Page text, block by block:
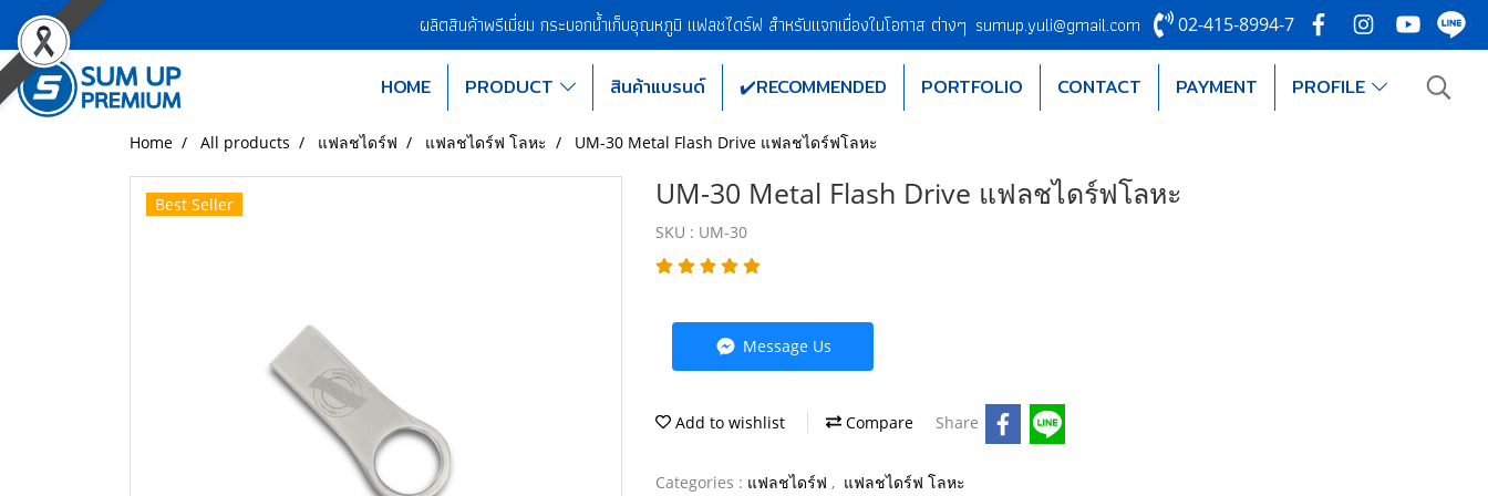
ผลิตสินค้าพรีเมี่ยม กระบอกน้ำเก็บอุณหภูมิ แฟลชไดร์ฟ สำหรับแจกเนื่องในโอกาส ต่างๆ sumup.yuli@gmail.com 02-415-8994-7
HOME PRODUCT สินค้าแบรนด์ ✔️RECOMMENDED PORTFOLIO CONTACT PAYMENT PROFILE
Home All products แฟลชไดร์ฟ แฟลชไดร์ฟ โลหะ UM-30 Metal Flash Drive แฟลชไดร์ฟโลหะ
Best Seller UM-30 Metal Flash Drive แฟลชไดร์ฟโลหะ
SKU : UM-30
Message Us
Add to wishlist Compare Share
Categories : แฟลชไดร์ฟ , แฟลชไดร์ฟ โลหะ